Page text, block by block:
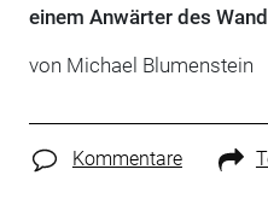
einem Anwärter des
von Michael Blumenstein
Kommentare